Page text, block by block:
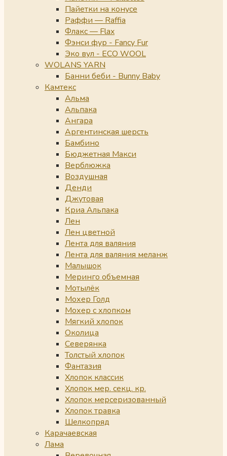
Пайетки на конусе
Раффи — Raffia
Флакс — Flax
Фэнси фур - Fancy Fur
Эко вул - ECO WOOL
WOLANS YARN
Банни беби - Bunny Baby
Камтекс
Альма
Альпака
Ангара
Аргентинская шерсть
Бамбино
Бюджетная Макси
Верблюжка
Воздушная
Денди
Джутовая
Криа Альпака
Лен
Лен цветной
Лента для валяния
Лента для валяния меланж
Малышок
Меринго объемная
Мотылёк
Мохер Голд
Мохер с хлопком
Мягкий хлопок
Околица
Северянка
Толстый хлопок
Фантазия
Хлопок классик
Хлопок мер. секц. кр.
Хлопок мерсеризованный
Хлопок травка
Шелкопряд
Карачаевская
Лама